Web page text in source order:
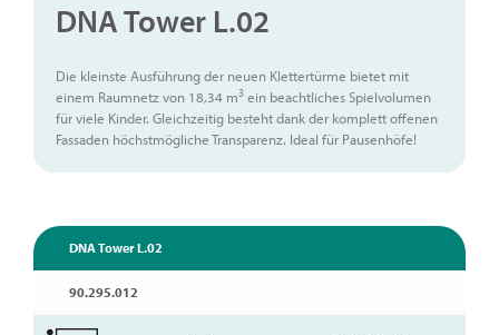
DNA Tower L.02
Die kleinste Ausführung der neuen Klettertürme bietet mit
einem Raumnetz von 18,34 m3 ein beachtliches Spielvolumen
für viele Kinder. Gleichzeitig besteht dank der komplett offenen
Fassaden höchstmögliche Transparenz. Ideal für Pausenhöfe!
DNA Tower L.02
90.295.012